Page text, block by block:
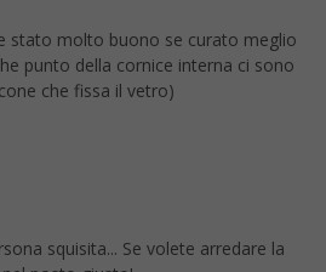
stato molto buono se curato meglio
punto della cornice interna ci sono
che fissa il vetro)
squisita... Se volete arredare la